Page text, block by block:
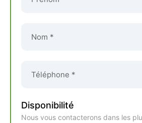
Disponibilité
Nous vous contacterons dans les